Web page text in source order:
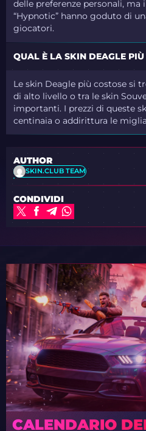
delle preferenze personali, ma
“Hypnotic” hanno goduto di
giocatori.
QUAL È LA SKIN DEAGLE PIÙ
Le skin Deagle più costose si
di alto livello o tra le skin
importanti. I prezzi di queste
centinaia o addirittura le
AUTHOR
SKIN.CLUB TEAM
CONDIVIDI
CALENDARIO